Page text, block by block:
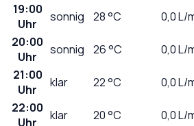
19:00
Uhr
sonnig 28°C 0,0L/
20:00
Uhr
sonnig 26°C 0,0L/
21:00
Uhr
klar 22°C 0,0L/
22:00
Uhr
klar 20°C 0,0L/